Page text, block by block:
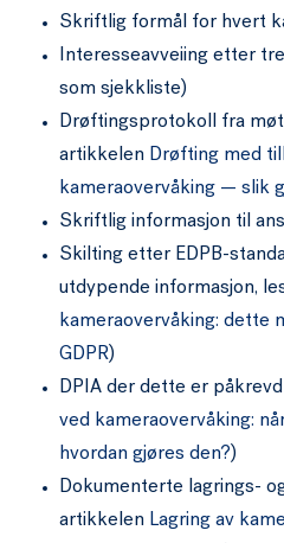
Skriftlig formål for hvert
Interesseavveiing etter
som sjekkliste)
Drøftingsprotokoll fra
artikkelen Drøfting med
kameraovervåking — slik
Skriftlig informasjon til
Skilting etter EDPB-
utdypende informasjon,
kameraovervåking: dette
GDPR)
DPIA der dette er
ved kameraovervåking:
hvordan gjøres den?)
Dokumenterte lagrings-
artikkelen Lagring av